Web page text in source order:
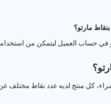
مارتو؟
في حساب العميل ليتمكن من
كل منتج لديه عدد نقاط مختلف